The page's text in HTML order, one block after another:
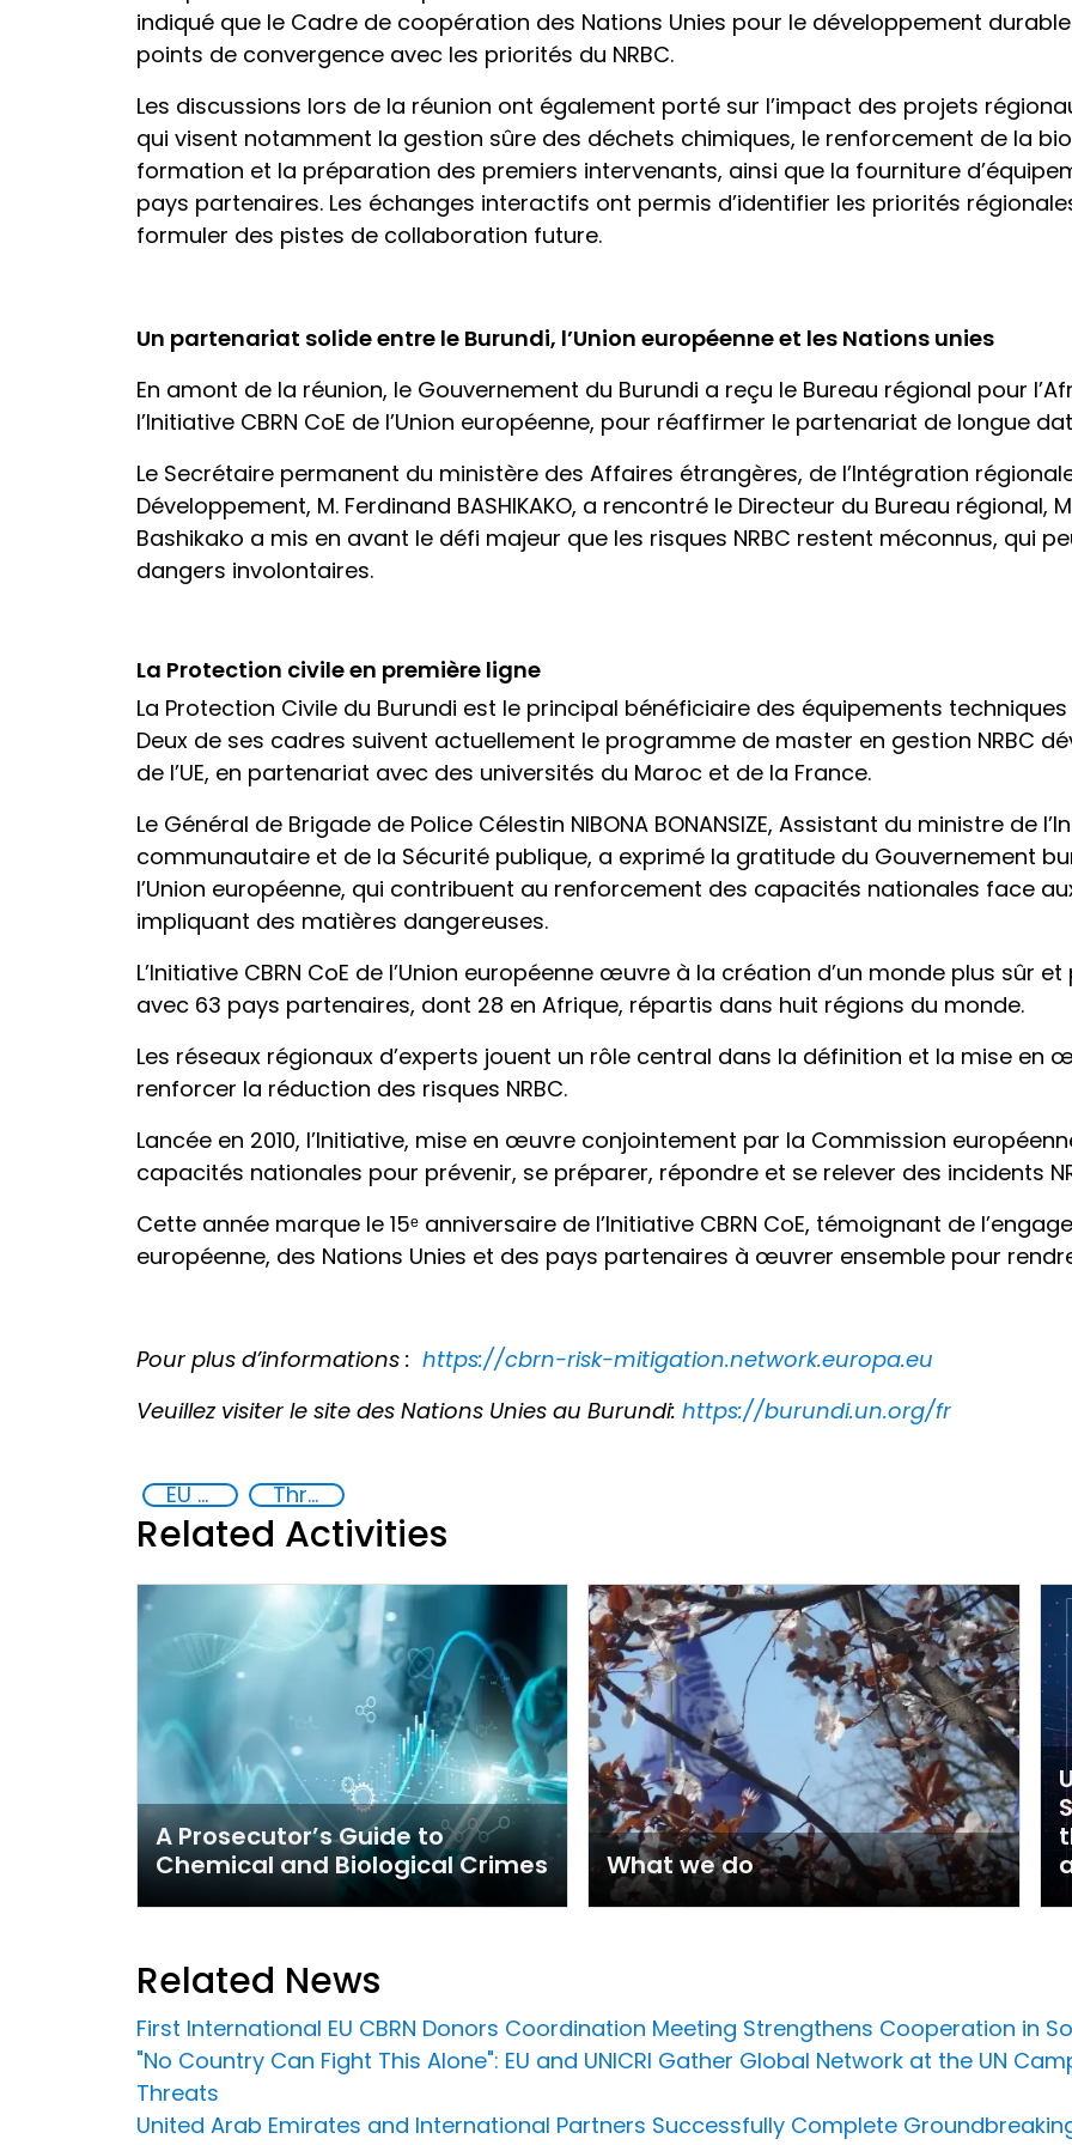
indiqué que le Cadre de coopération des Nations Unies pour le développement
points de convergence avec les priorités du NRBC.
Les discussions lors de la réunion ont également porté sur l’impact des projets
qui visent notamment la gestion sûre des déchets chimiques, le renforcement de la
formation et la préparation des premiers intervenants, ainsi que la fourniture
pays partenaires. Les échanges interactifs ont permis d’identifier les priorités
formuler des pistes de collaboration future.
Un partenariat solide entre le Burundi, l’Union européenne et les Nations unies
En amont de la réunion, le Gouvernement du Burundi a reçu le Bureau régional pour
l’Initiative CBRN CoE de l’Union européenne, pour réaffirmer le partenariat de longue
Le Secrétaire permanent du ministère des Affaires étrangères, de l’Intégration
Développement, M. Ferdinand BASHIKAKO, a rencontré le Directeur du Bureau régional,
Bashikako a mis en avant le défi majeur que les risques NRBC restent méconnus, qui
dangers involontaires.
La Protection civile en première ligne
La Protection Civile du Burundi est le principal bénéficiaire des équipements techniques
Deux de ses cadres suivent actuellement le programme de master en gestion NRBC
de l’UE, en partenariat avec des universités du Maroc et de la France.
Le Général de Brigade de Police Célestin NIBONA BONANSIZE, Assistant du ministre de
communautaire et de la Sécurité publique, a exprimé la gratitude du Gouvernement
l’Union européenne, qui contribuent au renforcement des capacités nationales face
impliquant des matières dangereuses.
L’Initiative CBRN CoE de l’Union européenne œuvre à la création d’un monde plus sûr
avec 63 pays partenaires, dont 28 en Afrique, répartis dans huit régions du monde.
Les réseaux régionaux d’experts jouent un rôle central dans la définition et la mise
renforcer la réduction des risques NRBC.
Lancée en 2010, l’Initiative, mise en œuvre conjointement par la Commission
capacités nationales pour prévenir, se préparer, répondre et se relever des incidents
Cette année marque le 15ᵉ anniversaire de l’Initiative CBRN CoE, témoignant de
européenne, des Nations Unies et des pays partenaires à œuvrer ensemble pour
Pour plus d’informations : https://cbrn-risk-mitigation.network.europa.eu
Veuillez visiter le site des Nations Unies au Burundi: https://burundi.un.org/fr
EU Chemical, Biological, Radiological and Nuclear Centres of Excellence Threat Response and Risk Mitigation: Security Governance
Related Activities
A Prosecutor’s Guide to
Chemical and Biological Crimes
What we do
Related News
First International EU CBRN Donors Coordination Meeting Strengthens Cooperation in
"No Country Can Fight This Alone": EU and UNICRI Gather Global Network at the UN
Threats
United Arab Emirates and International Partners Successfully Complete